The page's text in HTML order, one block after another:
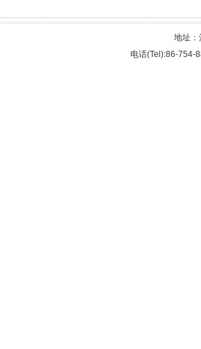
地址：
电话(Tel):86-754-